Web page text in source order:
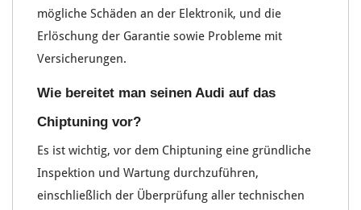
mögliche Schäden an der Elektronik, und die
Erlöschung der Garantie sowie Probleme mit
Versicherungen.
Wie bereitet man seinen Audi auf das
Chiptuning vor?
Es ist wichtig, vor dem Chiptuning eine gründliche
Inspektion und Wartung durchzuführen,
einschließlich der Überprüfung aller technischen